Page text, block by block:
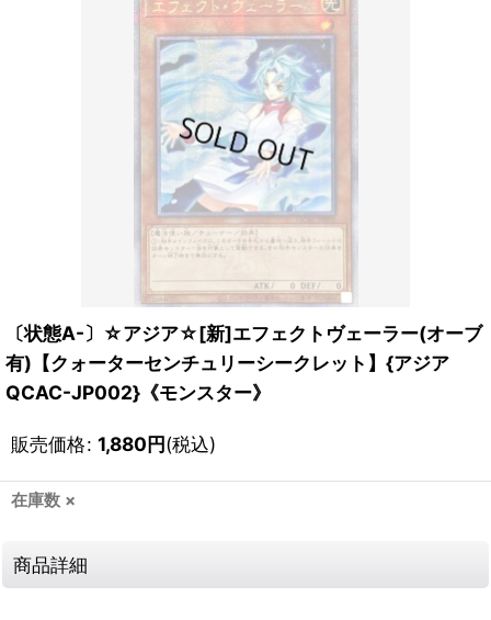
〔状態A-〕☆アジア☆[新]エフェクトヴェーラー(オーブ
有)【クォーターセンチュリーシークレット】{アジア
QCAC-JP002}《モンスター》
販売価格: 1,880円(税込)
在庫数 ×
商品詳細